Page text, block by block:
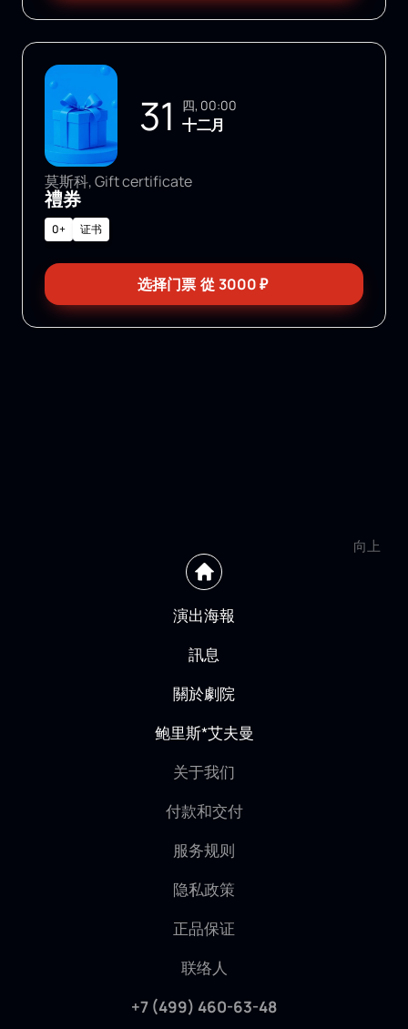
31 四, 00:00
十二月
莫斯科, Gift certificate
禮券
0+ 证书
选择门票 從 3000₽
向上
演出海報
訊息
關於劇院
鲍里斯*艾夫曼
关于我们
付款和交付
服务规则
隐私政策
正品保证
联络人
+7 (499) 460-63-48